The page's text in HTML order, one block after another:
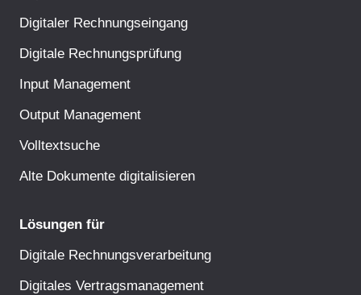
Digitaler Rechnungseingang
Digitale Rechnungsprüfung
Input Management
Output Management
Volltextsuche
Alte Dokumente digitalisieren
Lösungen für
Digitale Rechnungsverarbeitung
Digitales Vertragsmanagement